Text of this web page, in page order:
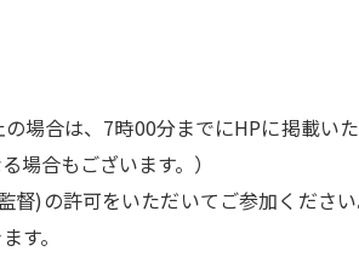
場合は、7時00分までにHPに掲載い
場合もございます。）
督)の許可をいただいてご参加くださ
す。